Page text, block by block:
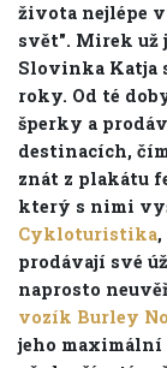
života nejlépe
svět". Mirek už
Slovinka Katja
roky. Od té
šperky a
destinacích,
znát z plakátu
který s nimi
Cykloturistika
prodávají své
naprosto
vozík Burley
jeho maximální